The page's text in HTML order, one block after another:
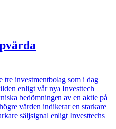
investmentbolag som i dag
enligt vår nya Investtech
bedömningen av en aktie på
värden indikerar en starkare
säljsignal enligt Investtechs